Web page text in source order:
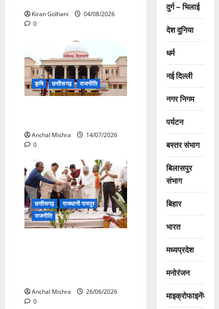
Kiran Golhani
04/08/2026
0
कृषि छत्तीसगढ़ राजनीति
Anchal Mishra
14/07/2026
0
छत्तीसगढ़
राजधानी रायपुर
राजनीति
Anchal Mishra
26/06/2026
0
दुर्ग – भिलाई
देश दुनिया
धर्म
नई दिल्ली
नगर निगम
पर्यटन
बस्तर संभाग
बिलासपुर
संभाग
बिहार
भारत
मध्यप्रदेश
मनोरंजन
माइक्रोफाइनेंस